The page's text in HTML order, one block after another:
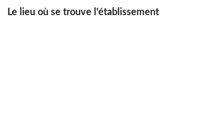
Le lieu où se trouve l'établissement